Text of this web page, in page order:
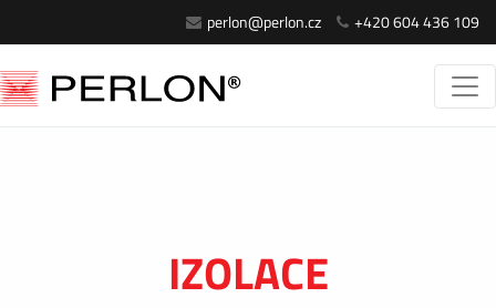
perlon@perlon.cz +420 604 436 109
IZOLACE